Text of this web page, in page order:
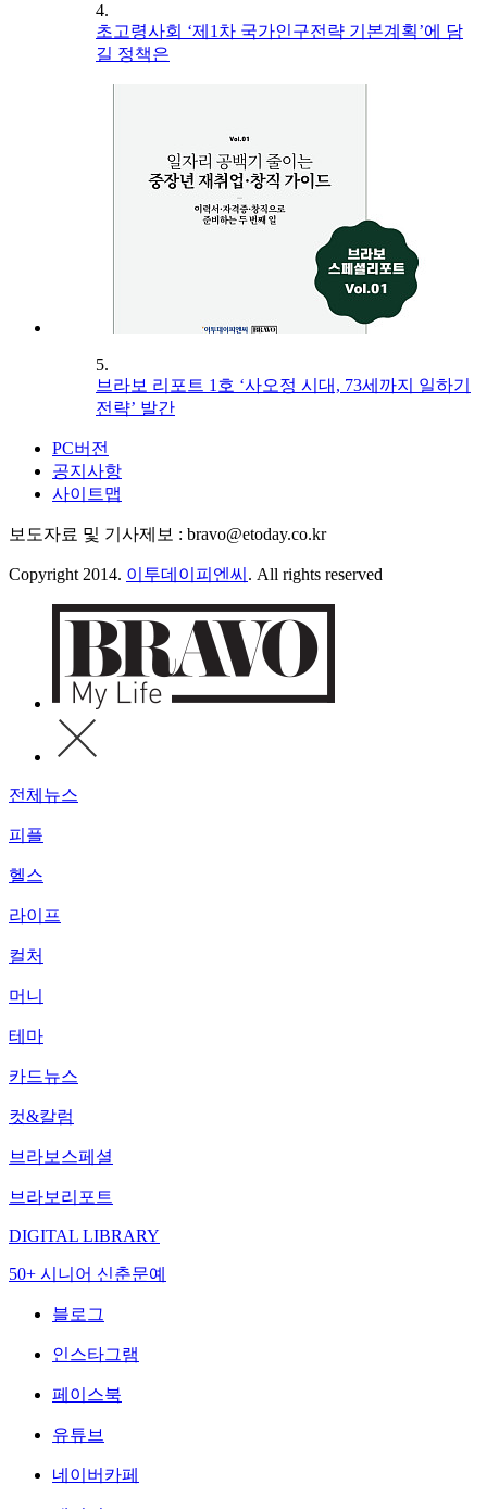
4.
초고령사회 ‘제1차 국가인구전략 기본계획’에 담
길 정책은
5.
브라보 리포트 1호 ‘사오정 시대, 73세까지 일하기
전략’ 발간
PC버전
공지사항
사이트맵
보도자료 및 기사제보 : bravo@etoday.co.kr
Copyright 2014. 이투데이피엔씨 . All rights reserved
전체뉴스
피플
헬스
라이프
컬처
머니
테마
카드뉴스
컷&칼럼
브라보스페셜
브라보리포트
DIGITAL LIBRARY
50+ 시니어 신춘문예
블로그
인스타그램
페이스북
유튜브
네이버카페